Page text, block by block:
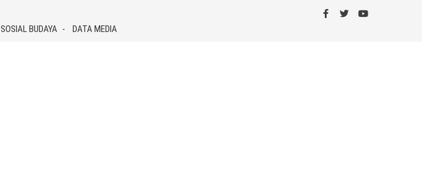
SOSIAL BUDAYA DATA MEDIA